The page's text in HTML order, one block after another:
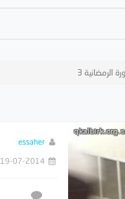
الرمضانية 3
essaher
19-07-2014 07:09 صباحاً